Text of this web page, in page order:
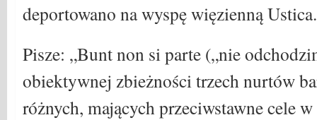
deportowano na wyspę więzienną
Pisze: „Bunt non si parte („nie
obiektywnej zbieżności trzech nurtów
różnych, mających przeciwstawne cele